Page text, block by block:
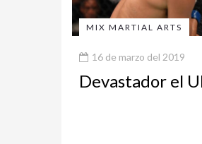
MIX MARTIAL ARTS
16 de marzo del 2019
Devastador el